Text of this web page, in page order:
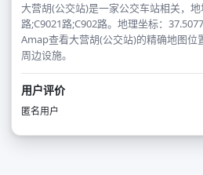
大营胡(公交站)是一家公交车站相关，
路;C9021路;C902路。地理坐标：
Amap查看大营胡(公交站)的精确地图位
周边设施。
用户评价
匿名用户